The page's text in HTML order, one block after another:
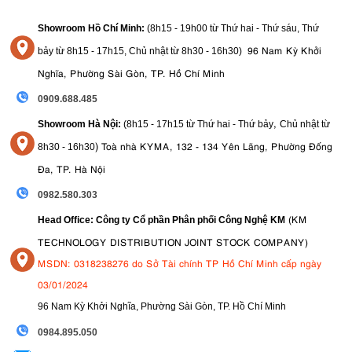
Panasonic cũng tích hợp nhiều công nghệ hỗ trợ quay video nổi bật
nhưREAL TIME LUT
mà không cần hậu kỳ phức tạp. Ngoài ra, Lumix L10 còn tương thích
ứng dụng Lumix Lab, cho phép người dùng tạo và tùy chỉnh LUT
cách hình ảnh cá nhân hóa nhanh chóng và tiện lợi hơn.
7. Màn hình xoay lật và EVF OLED chất
lượng cao
Lumix L10 được trang bị
hoạt hơn.
Máy ảnh cũng được trang bịkính ngắm điện tử OLED 2,36 triệu điểm
ảnhgiúp người dùng thao tác dễ dàng trong điều kiện ánh sáng
mạnh ngoài trời.
Showroom Hồ Chí Minh: (8h15 - 19h00 từ Thứ hai - Thứ sáu, Thứ
bảy từ 8h15 - 17h15, Chủ nhật từ 8h30 - 16h30) 96 Nam Kỳ Khởi
Nghĩa, Phường Sài Gòn, TP. Hồ Chí Minh
0909.688.485
Showroom Hà Nội: (8h15 - 17h15 từ Thứ hai - Thứ bảy, Chủ nhật từ
8h30 - 16h30) Toà nhà KYMA, 132 - 134 Yên Lãng, Phường Đống
Đa, TP. Hà Nội
0982.580.303
Head Office: Công ty Cổ phần Phân phối Công Nghệ KM (KM
TECHNOLOGY DISTRIBUTION JOINT STOCK COMPANY)
MSDN: 0318238276 do Sở Tài chính TP Hồ Chí Minh cấp ngày
03/01/2024
96 Nam Kỳ Khởi Nghĩa, Phường Sài Gòn, TP. Hồ Chí Minh
0984.895.050